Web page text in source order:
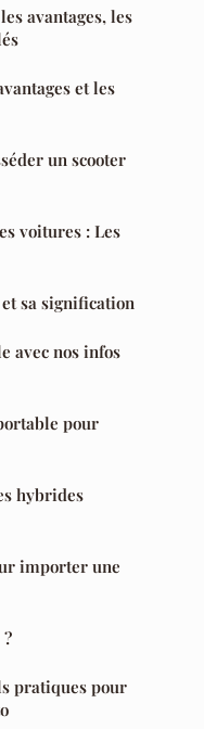
avantages, les
et les
un scooter
voitures : Les
sa signification
avec nos infos
pour
hybrides
importer une
pratiques pour